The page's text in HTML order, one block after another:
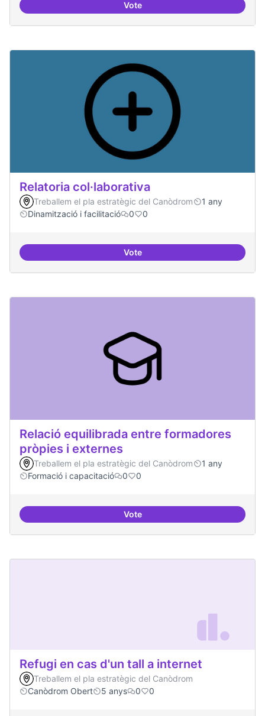
VoteRepositori de coneixement
Relatoria col·laborativa
Treballem el pla estratègic del Canòdrom
1 any
Dinamització i facilitació
0 0
VoteRelatoria col·laborativa
Relació equilibrada entre formadores
pròpies i externes
Treballem el pla estratègic del Canòdrom
1 any
Formació i capacitació
0 0
VoteRelació equilibrada entre
Refugi en cas d'un tall a internet
Treballem el pla estratègic del Canòdrom
Canòdrom Obert
5 anys 0 0